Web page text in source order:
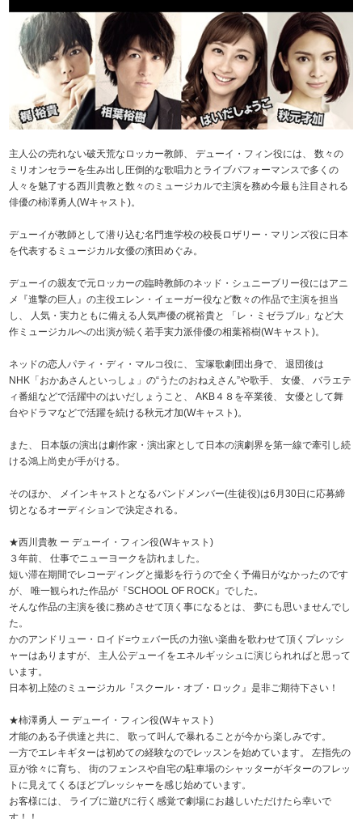
主人公の売れない破天荒なロッカー教師、 デューイ・フィン役には、 数々の
ミリオンセラーを生み出し圧倒的な歌唱力とライブパフォーマンスで多くの
人々を魅了する西川貴教と数々のミュージカルで主演を務め今最も注目される
俳優の柿澤勇人(Wキャスト)。
デューイが教師として潜り込む名門進学校の校長ロザリー・マリンズ役に日本
を代表するミュージカル女優の濱田めぐみ。
デューイの親友で元ロッカーの臨時教師のネッド・シュニーブリー役にはアニ
メ『進撃の巨人』の主役エレン・イェーガー役など数々の作品で主演を担当
し、 人気・実力ともに備える人気声優の梶裕貴と 「レ・ミゼラブル」など大
作ミュージカルへの出演が続く若手実力派俳優の相葉裕樹(Wキャスト)。
ネッドの恋人パティ・ディ・マルコ役に、 宝塚歌劇団出身で、 退団後は
NHK「おかあさんといっしょ」の“うたのおねえさん”や歌手、 女優、 バラエテ
ィ番組などで活躍中のはいだしょうこと、 AKB４８を卒業後、 女優として舞
台やドラマなどで活躍を続ける秋元才加(Wキャスト)。
また、 日本版の演出は劇作家・演出家として日本の演劇界を第一線で牽引し続
ける鴻上尚史が手がける。
そのほか、 メインキャストとなるバンドメンバー(生徒役)は6月30日に応募締
切となるオーディションで決定される。
★西川貴教 ー デューイ・フィン役(Wキャスト)
３年前、 仕事でニューヨークを訪れました。
短い滞在期間でレコーディングと撮影を行うので全く予備日がなかったのです
が、 唯一観られた作品が『SCHOOL OF ROCK』でした。
そんな作品の主演を後に務めさせて頂く事になるとは、 夢にも思いませんでし
た。
かのアンドリュー・ロイド=ウェバー氏の力強い楽曲を歌わせて頂くプレッシ
ャーはありますが、 主人公デューイをエネルギッシュに演じられればと思って
います。
日本初上陸のミュージカル『スクール・オブ・ロック』是非ご期待下さい！
★柿澤勇人 ー デューイ・フィン役(Wキャスト)
才能のある子供達と共に、 歌って叫んで暴れることが今から楽しみです。
一方でエレキギターは初めての経験なのでレッスンを始めています。 左指先の
豆が徐々に育ち、 街のフェンスや自宅の駐車場のシャッターがギターのフレッ
トに見えてくるほどプレッシャーを感じ始めています。
お客様には、 ライブに遊びに行く感覚で劇場にお越しいただけたら幸いで